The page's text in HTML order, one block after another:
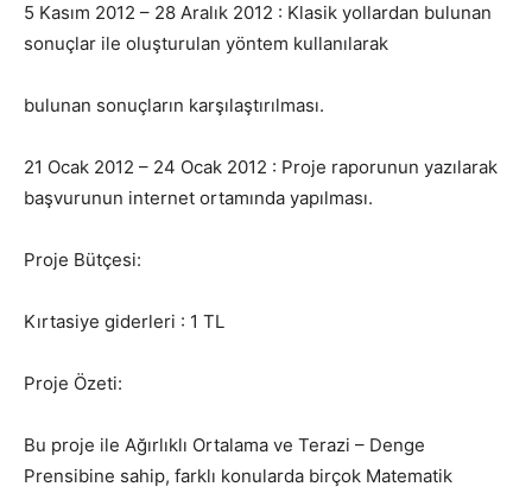
5 Kasım 2012 – 28 Aralık 2012 : Klasik yollardan bulunan
sonuçlar ile oluşturulan yöntem kullanılarak
bulunan sonuçların karşılaştırılması.
21 Ocak 2012 – 24 Ocak 2012 : Proje raporunun yazılarak
başvurunun internet ortamında yapılması.
Proje Bütçesi:
Kırtasiye giderleri : 1 TL
Proje Özeti:
Bu proje ile Ağırlıklı Ortalama ve Terazi – Denge
Prensibine sahip, farklı konularda birçok Matematik